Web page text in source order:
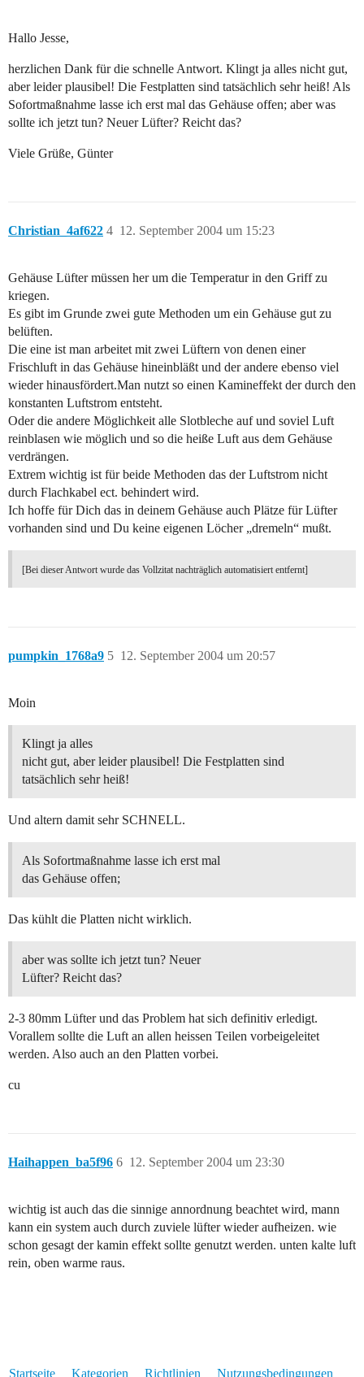
Hallo Jesse,
herzlichen Dank für die schnelle Antwort. Klingt ja alles nicht gut,
aber leider plausibel! Die Festplatten sind tatsächlich sehr heiß! Als
Sofortmaßnahme lasse ich erst mal das Gehäuse offen; aber was
sollte ich jetzt tun? Neuer Lüfter? Reicht das?
Viele Grüße, Günter
Christian_4af622 12. September 2004 um 15:23
4
Gehäuse Lüfter müssen her um die Temperatur in den Griff zu
kriegen.
Es gibt im Grunde zwei gute Methoden um ein Gehäuse gut zu
belüften.
Die eine ist man arbeitet mit zwei Lüftern von denen einer
Frischluft in das Gehäuse hineinbläßt und der andere ebenso viel
wieder hinausfördert.Man nutzt so einen Kamineffekt der durch den
konstanten Luftstrom entsteht.
Oder die andere Möglichkeit alle Slotbleche auf und soviel Luft
reinblasen wie möglich und so die heiße Luft aus dem Gehäuse
verdrängen.
Extrem wichtig ist für beide Methoden das der Luftstrom nicht
durch Flachkabel ect. behindert wird.
Ich hoffe für Dich das in deinem Gehäuse auch Plätze für Lüfter
vorhanden sind und Du keine eigenen Löcher „dremeln“ mußt.
[Bei dieser Antwort wurde das Vollzitat nachträglich automatisiert entfernt]
pumpkin_1768a9 12. September 2004 um 20:57
5
Moin
Klingt ja alles
nicht gut, aber leider plausibel! Die Festplatten sind
tatsächlich sehr heiß!
Und altern damit sehr SCHNELL.
Als Sofortmaßnahme lasse ich erst mal
das Gehäuse offen;
Das kühlt die Platten nicht wirklich.
aber was sollte ich jetzt tun? Neuer
Lüfter? Reicht das?
2-3 80mm Lüfter und das Problem hat sich definitiv erledigt.
Vorallem sollte die Luft an allen heissen Teilen vorbeigeleitet
werden. Also auch an den Platten vorbei.
cu
Haihappen_ba5f96 12. September 2004 um 23:30
6
wichtig ist auch das die sinnige annordnung beachtet wird, mann
kann ein system auch durch zuviele lüfter wieder aufheizen. wie
schon gesagt der kamin effekt sollte genutzt werden. unten kalte luft
rein, oben warme raus.
Startseite Kategorien Richtlinien Nutzungsbedingungen